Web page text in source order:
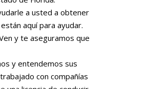
a usted a obtener
aquí para ayudar.
y te aseguramos que
y entendemos sus
con compañías